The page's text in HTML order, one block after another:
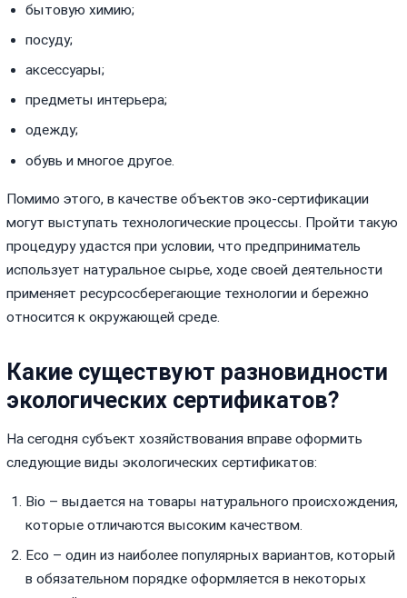
бытовую химию;
посуду;
аксессуары;
предметы интерьера;
одежду;
обувь и многое другое.
Помимо этого, в качестве объектов эко-сертификации
могут выступать технологические процессы. Пройти такую
процедуру удастся при условии, что предприниматель
использует натуральное сырье, ходе своей деятельности
применяет ресурсосберегающие технологии и бережно
относится к окружающей среде.
Какие существуют разновидности
экологических сертификатов?
На сегодня субъект хозяйствования вправе оформить
следующие виды экологических сертификатов:
Bio – выдается на товары натурального происхождения,
которые отличаются высоким качеством.
Eco – один из наиболее популярных вариантов, который
в обязательном порядке оформляется в некоторых